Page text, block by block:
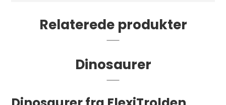
Relaterede produkter
Dinosaurer